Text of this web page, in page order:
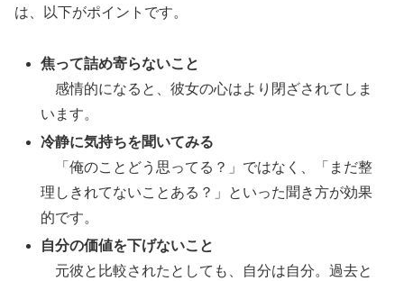
は、以下がポイントです。
焦って詰め寄らないこと
感情的になると、彼女の心はより閉ざされてしま
います。
冷静に気持ちを聞いてみる
「俺のことどう思ってる？」ではなく、「まだ整
理しきれてないことある？」といった聞き方が効果
的です。
自分の価値を下げないこと
元彼と比較されたとしても、自分は自分。過去と